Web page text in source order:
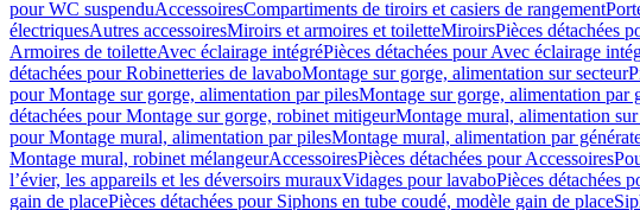
pour WC suspenduAccessoiresCompartiments de tiroirs et casiers de rangement
électriquesAutres accessoiresMiroirs et armoires et toiletteMiroirsPièces détachées
Armoires de toiletteAvec éclairage intégréPièces détachées pour Avec éclairage
détachées pour Robinetteries de lavaboMontage sur gorge, alimentation sur secteur
pour Montage sur gorge, alimentation par pilesMontage sur gorge, alimentation par
détachées pour Montage sur gorge, robinet mitigeurMontage mural, alimentation sur
pour Montage mural, alimentation par pilesMontage mural, alimentation par
Montage mural, robinet mélangeurAccessoiresPièces détachées pour Accessoires
l’évier, les appareils et les déversoirs murauxVidages pour lavaboPièces détachées
gain de placePièces détachées pour Siphons en tube coudé, modèle gain de place